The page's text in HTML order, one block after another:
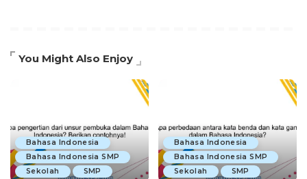
You Might Also Enjoy
Bahasa Indonesia
Bahasa Indonesia SMP
Sekolah
SMP
Bahasa Indonesia
Bahasa Indonesia SMP
Sekolah
SMP